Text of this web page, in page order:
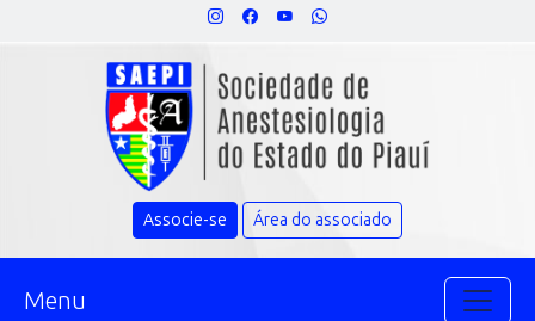
Associe-se Área do associado
Menu